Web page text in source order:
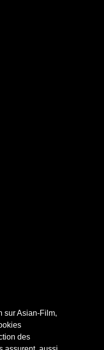
sur Asian-Film,
des